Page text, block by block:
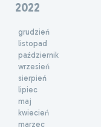
2022
grudzień
listopad
październik
wrzesień
sierpień
lipiec
maj
kwiecień
marzec